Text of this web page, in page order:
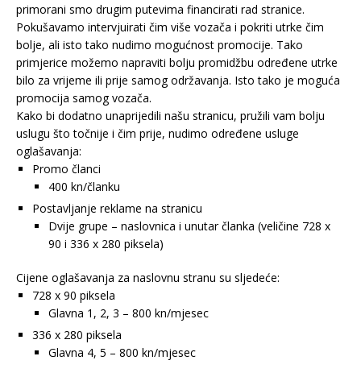
primorani smo drugim putevima financirati rad stranice.
Pokušavamo intervjuirati čim više vozača i pokriti utrke čim
bolje, ali isto tako nudimo mogućnost promocije. Tako
primjerice možemo napraviti bolju promidžbu određene utrke
bilo za vrijeme ili prije samog održavanja. Isto tako je moguća
promocija samog vozača.
Kako bi dodatno unaprijedili našu stranicu, pružili vam bolju
uslugu što točnije i čim prije, nudimo određene usluge
oglašavanja:
Promo članci
400 kn/članku
Postavljanje reklame na stranicu
Dvije grupe – naslovnica i unutar članka (veličine 728 x
90 i 336 x 280 piksela)
Cijene oglašavanja za naslovnu stranu su sljedeće:
728 x 90 piksela
Glavna 1, 2, 3 – 800 kn/mjesec
336 x 280 piksela
Glavna 4, 5 – 800 kn/mjesec